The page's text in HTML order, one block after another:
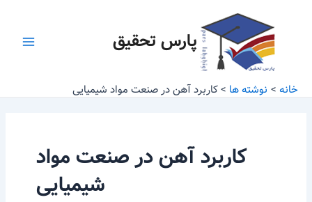
پارس تحقیق
خانه نوشته ها کاربرد آهن در صنعت مواد شیمیایی
کاربرد آهن در صنعت مواد
شیمیایی